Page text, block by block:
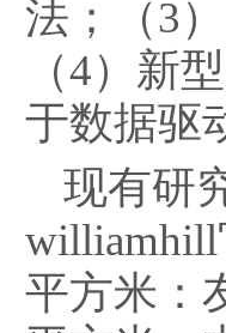
法；（3
（4）新
于数据驱
现有研
williamhill
平方米：